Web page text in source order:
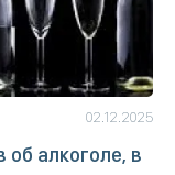
02.12.2025
об алкоголе, в